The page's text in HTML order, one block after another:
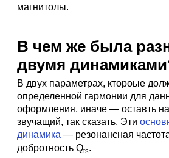
магнитолы.
В чем же была
двумя
В двух параметрах, ктороые
определенной гармонии для
оформления, иначе — оставть
звучащий, так сказать. Эти
динамика — резонансная
добротность Qts.